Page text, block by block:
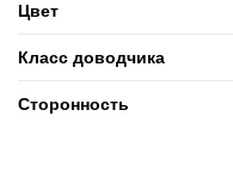
Цвет
Класс доводчика
Cторонность